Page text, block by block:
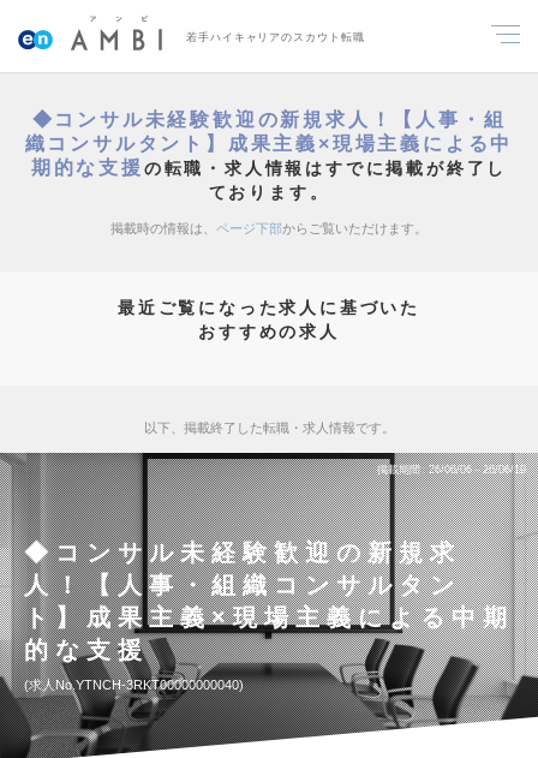
若手ハイキャリアのスカウト転職
◆コンサル未経験歓迎の新規求人！【人事・組
織コンサルタント】成果主義×現場主義による中
期的な支援の転職・求人情報はすでに掲載が終了し
ております。
掲載時の情報は、 ページ下部からご覧いただけます。
最近ご覧になった求人に基づいた
おすすめの求人
以下、掲載終了した転職・求人情報です。
掲載期間 26/06/06～26/06/19
◆コンサル未経験歓迎の新規求
人！【人事・組織コンサルタン
ト】成果主義×現場主義による中期
的な支援
求人No.YTNCH-3RKT00000000040